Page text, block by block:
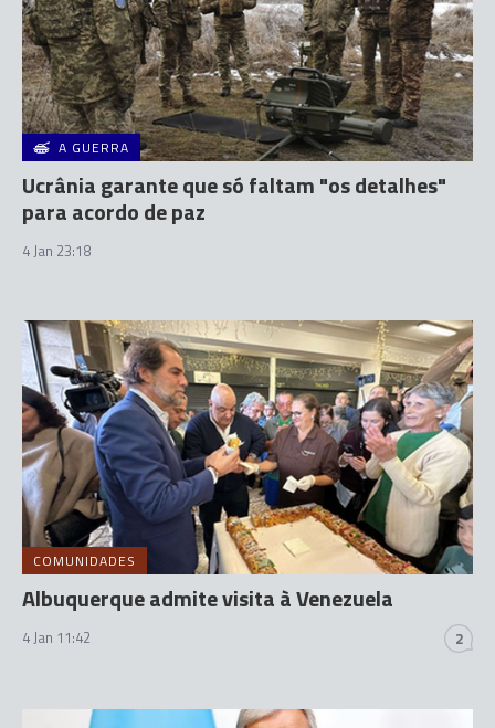
A GUERRA
Ucrânia garante que só faltam "os detalhes"
para acordo de paz
4 Jan 23:18
COMUNIDADES
Albuquerque admite visita à Venezuela
4 Jan 11:42 2